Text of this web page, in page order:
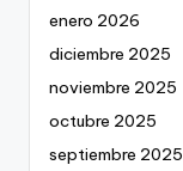
enero 2026
diciembre 2025
noviembre 2025
octubre 2025
septiembre 2025